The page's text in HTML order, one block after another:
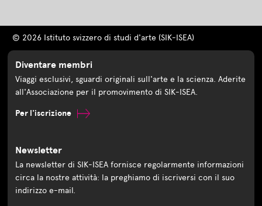
© 2026 Istituto svizzero di studi d'arte (SIK-ISEA)
Diventare membri
Viaggi esclusivi, sguardi originali sull'arte e la scienza. Aderite
all'Associazione per il promovimento di SIK-ISEA.
Per l'iscrizione
Newsletter
La newsletter di SIK-ISEA fornisce regolarmente informazioni
circa la nostre attività: la preghiamo di iscriversi con il suo
indirizzo e-mail.